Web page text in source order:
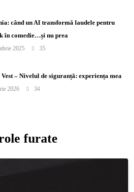
furate
când un AI transformă laudele pentru
în comedie…și nu prea
2025 35
– Nivelul de siguranță: experiența mea
2026 34